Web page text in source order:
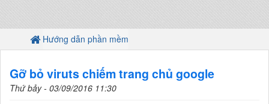
Hướng dẫn phần mềm
Gỡ bỏ viruts chiếm trang chủ google
Thứ bảy - 03/09/2016 11:30